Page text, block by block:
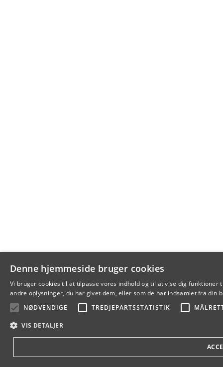
Denne hjemmeside bruger cookies
Vi bruger cookies til at tilpasse vores indhold og til at vise dig
andre oplysninger, du har givet dem, eller som de har indsamlet fra din
NØDVENDIGE
TREDJEPARTSSTATISTIK
VIS DETALJER